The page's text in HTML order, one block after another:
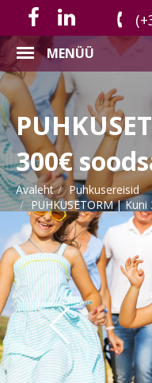
MENÜÜ
300€
Avaleht
Puhkusereisid
PUHKUSETORM |